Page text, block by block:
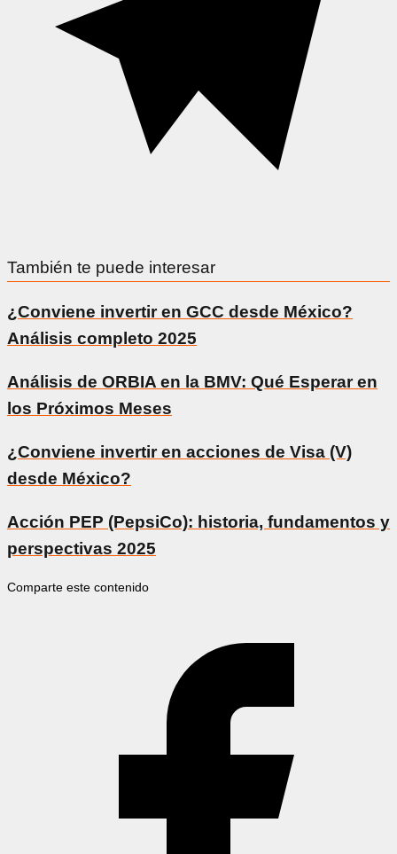
También te puede interesar
¿Conviene invertir en GCC desde México?
Análisis completo 2025
Análisis de ORBIA en la BMV: Qué Esperar en
los Próximos Meses
¿Conviene invertir en acciones de Visa (V)
desde México?
Acción PEP (PepsiCo): historia, fundamentos y
perspectivas 2025
Comparte este contenido